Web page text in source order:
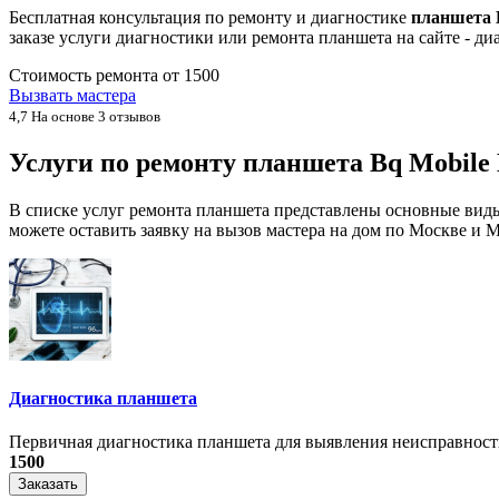
Бесплатная консультация по ремонту и диагностике планшета
заказе услуги диагностики или ремонта планшета на сайте
Стоимость ремонта от 1500
Вызвать мастера
4,7 На основе 3 отзывов
Услуги по ремонту планшета Bq
В списке услуг ремонта планшета представлены основные
можете оставить заявку на вызов мастера на дом по Москве и
Диагностика планшета
Первичная диагностика планшета для выявления
1500
Заказать